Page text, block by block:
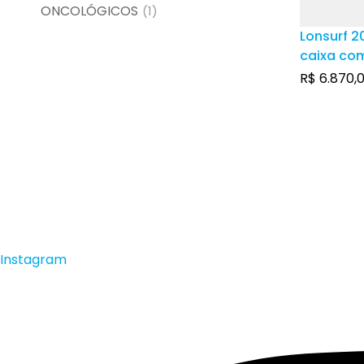
ONCOLÓGICOS (1)
Lonsurf
caixa
R$
Instagram